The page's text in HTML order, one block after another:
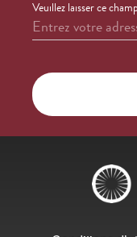
Veuillez laisser ce
Entrez votre adresse